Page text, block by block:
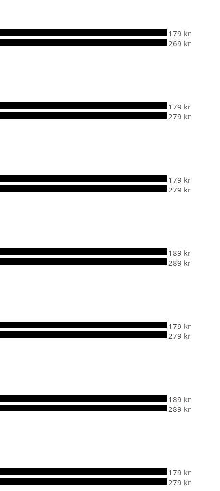
179 kr
269 kr
179 kr
279 kr
179 kr
279 kr
189 kr
289 kr
179 kr
279 kr
189 kr
289 kr
179 kr
279 kr